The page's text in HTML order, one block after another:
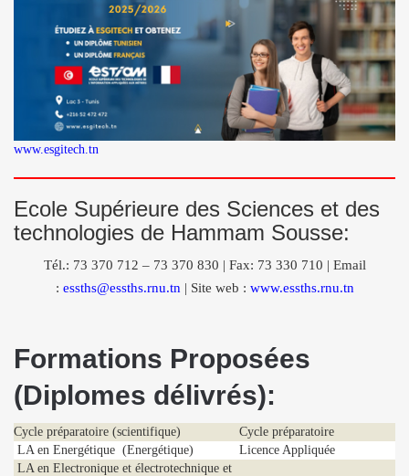
www.esgitech.tn
Ecole Supérieure des Sciences et des
technologies de Hammam Sousse:
Tél.: 73 370 712 – 73 370 830 | Fax: 73 330 710 | Email
: essths@essths.rnu.tn | Site web : www.essths.rnu.tn
Formations Proposées
(Diplomes délivrés):
Cycle préparatoire (scientifique)
Cycle préparatoire
LA en Energétique (Energétique)
Licence Appliquée
LA en Electronique et électrotechnique et